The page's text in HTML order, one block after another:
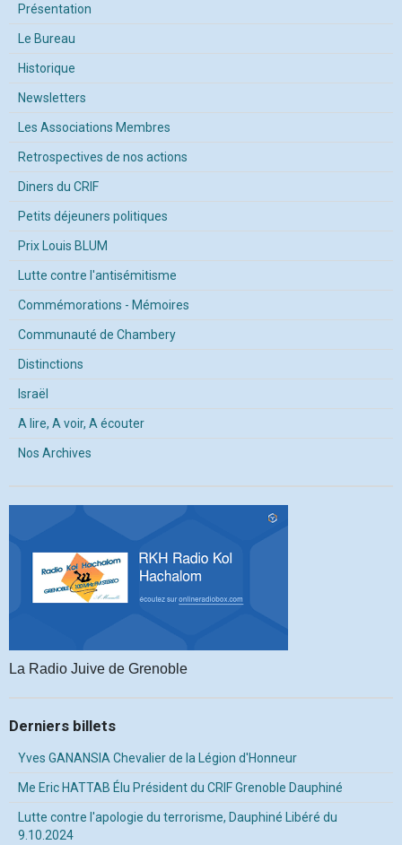
Présentation
Le Bureau
Historique
Newsletters
Les Associations Membres
Retrospectives de nos actions
Diners du CRIF
Petits déjeuners politiques
Prix Louis BLUM
Lutte contre l'antisémitisme
Commémorations - Mémoires
Communauté de Chambery
Distinctions
Israël
A lire, A voir, A écouter
Nos Archives
La Radio Juive de Grenoble
Derniers billets
Yves GANANSIA Chevalier de la Légion d'Honneur
Me Eric HATTAB Élu Président du CRIF Grenoble Dauphiné
Lutte contre l'apologie du terrorisme, Dauphiné Libéré du
9.10.2024